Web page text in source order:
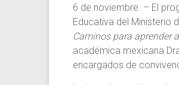
6 de noviembre. – El
Educativa del Ministerio
Caminos para aprender
académica mexicana
encargados de